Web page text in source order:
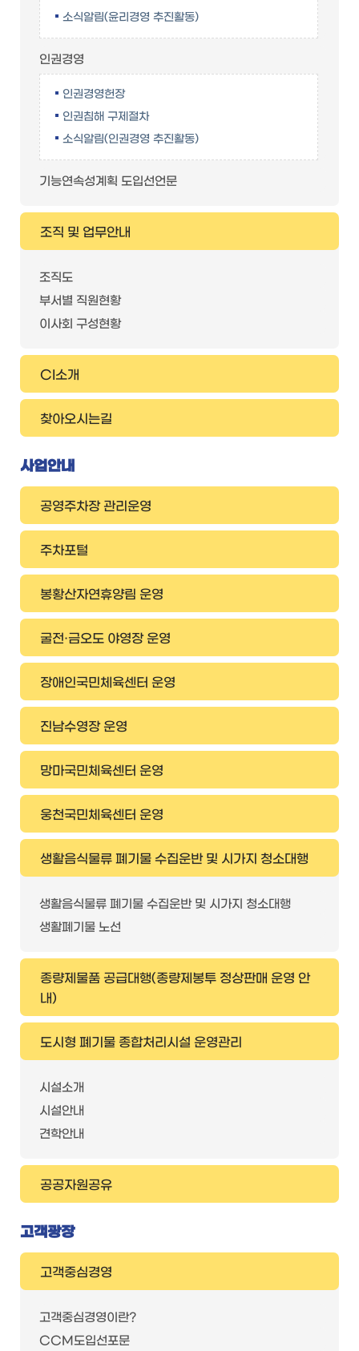
소식알림(윤리경영 추진활동)
인권경영
인권경영헌장
인권침해 구제절차
소식알림(인권경영 추진활동)
기능연속성계획 도입선언문
조직 및 업무안내
조직도
부서별 직원현황
이사회 구성현황
CI소개
찾아오시는길
사업안내
공영주차장 관리운영
주차포털
봉황산자연휴양림 운영
굴전·금오도 야영장 운영
장애인국민체육센터 운영
진남수영장 운영
망마국민체육센터 운영
웅천국민체육센터 운영
생활음식물류 폐기물 수집운반 및 시가지 청소대행
생활음식물류 폐기물 수집운반 및 시가지 청소대행
생활폐기물 노선
종량제물품 공급대행(종량제봉투 정상판매 운영 안
내)
도시형 폐기물 종합처리시설 운영관리
시설소개
시설안내
견학안내
공공자원공유
고객광장
고객중심경영
고객중심경영이란?
CCM도입선포문